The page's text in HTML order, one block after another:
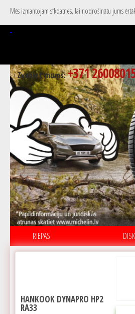
Mēs izmantojam sīkdatnes, lai nodrošinātu jums
Zvaniet mums:+371
RIEPAS
HANKOOK DYNAPRO HP2
RA33